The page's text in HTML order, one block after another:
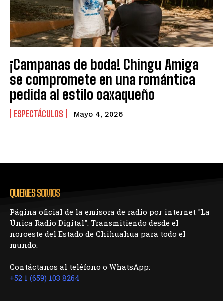
¡Campanas de boda! Chingu Amiga
se compromete en una romántica
pedida al estilo oaxaqueño
ESPECTÁCULOS Mayo 4, 2026
QUIENES SOMOS
Página oficial de la emisora de radio por internet "La
Única Radio Digital". Transmitiendo desde el
noroeste del Estado de Chihuahua para todo el
mundo.
Contáctanos al teléfono o WhatsApp:
+52 1 (659) 103 8264